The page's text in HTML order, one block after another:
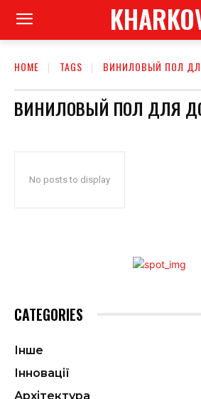
HOME TAGS ВИНИЛОВЫЙ ПОЛ
ВИНИЛОВЫЙ ПОЛ ДЛЯ
No posts to display
CATEGORIES
Інше
Інновації
Архітектура